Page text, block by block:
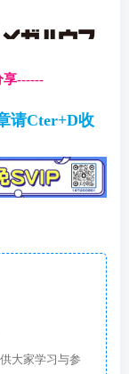
享------
请Cter+D收
大家学习与参